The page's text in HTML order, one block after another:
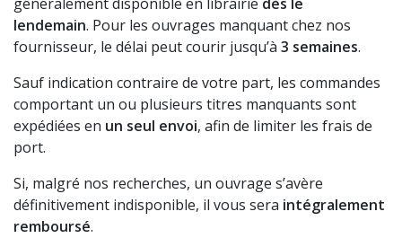
lendemain. Pour les ouvrages manquant chez nos
fournisseur, le délai peut courir jusqu’à 3 semaines.
Sauf indication contraire de votre part, les commandes
comportant un ou plusieurs titres manquants sont
expédiées en un seul envoi, afin de limiter les frais de
port.
Si, malgré nos recherches, un ouvrage s’avère
définitivement indisponible, il vous sera intégralement
remboursé.